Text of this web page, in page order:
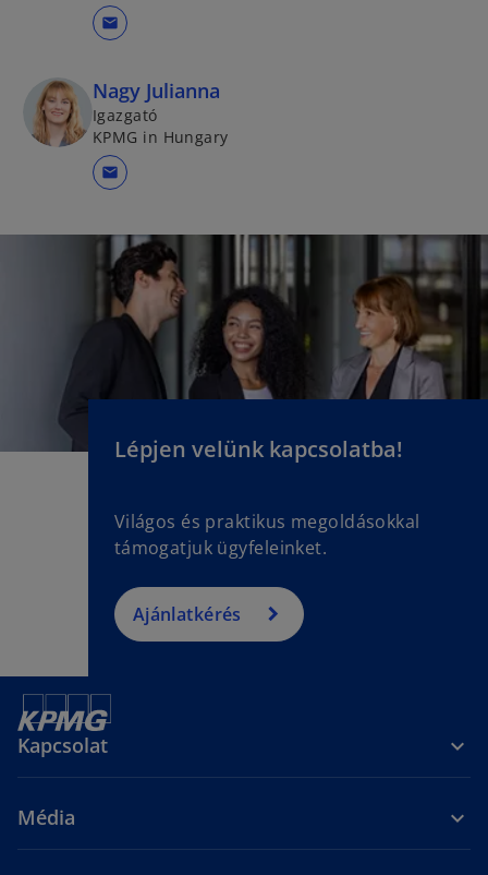
mail
Nagy Julianna
Igazgató
KPMG in Hungary
mail
Lépjen velünk kapcsolatba!
Világos és praktikus megoldásokkal
támogatjuk ügyfeleinket.
Ajánlatkérés
Kapcsolat
Média